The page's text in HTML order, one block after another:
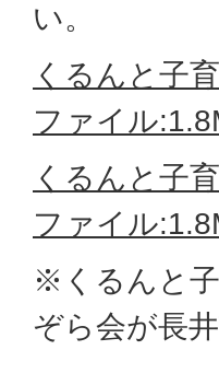
い。
くるんと子
ファイル
くるんと子
ファイル
※くるんと
ぞら会が長